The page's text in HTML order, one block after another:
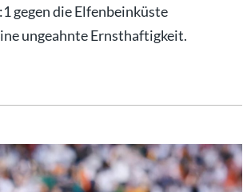
gegen die Elfenbeinküste
ungeahnte Ernsthaftigkeit.